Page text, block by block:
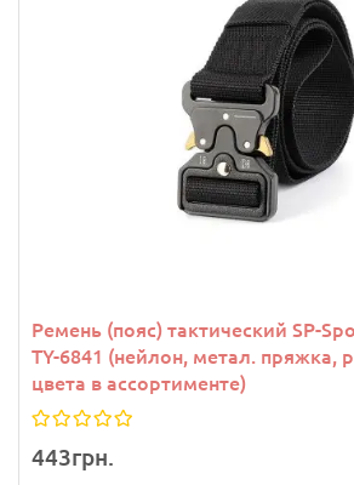
Ремень (пояс) тактический SP-
TY-6841 (нейлон, метал. пряжка,
цвета в ассортименте)
443грн.